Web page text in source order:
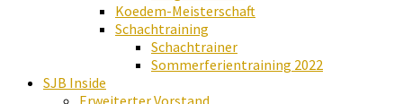
Koedem-Meisterschaft
Schachtraining
Schachtrainer
Sommerferientraining 2022
SJB Inside
Erweiterter Vorstand